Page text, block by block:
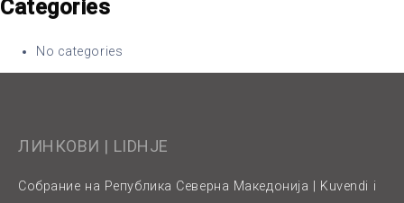
Categories
No categories
ЛИНКОВИ | LIDHJE
Собрание на Република Северна Македонија | Kuvendi i